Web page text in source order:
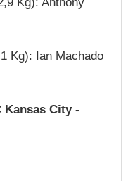
Kg): Ian Machado
Kansas City -